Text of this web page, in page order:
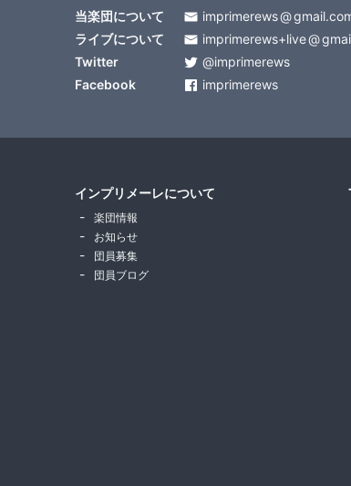
当楽団について imprimerews
ライブについて
imprimerews+live
Twitter
@imprimerews
Facebook
imprimerews
インプリメーレについて
楽団情報
お知らせ
団員募集
団員ブログ